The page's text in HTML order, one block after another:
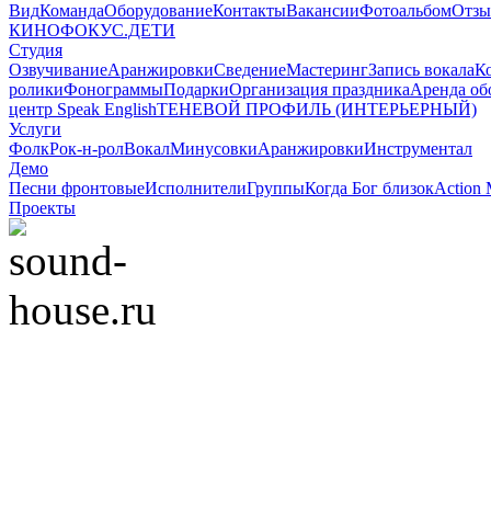
ВидКомандаОборудованиеКонтактыВакансииФотоальбом
КИНОФОКУС.ДЕТИ
Студия
ОзвучиваниеАранжировкиСведениеМастерингЗапись вокала
роликиФонограммыПодаркиОрганизация праздникаАренда
центр Speak EnglishТЕНЕВОЙ ПРОФИЛЬ (ИНТЕРЬЕРНЫЙ)
Услуги
ФолкРок-н-ролВокалМинусовкиАранжировкиИнструментал
Демо
Песни фронтовыеИсполнителиГруппыКогда Бог близокAction
Проекты